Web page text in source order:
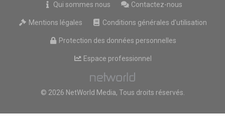
Qui sommes nous Contactez-nous
Mentions légales Conditions générales d'utilisation
Protection des données personnelles
Espace professionnel
© 2026 NetWorld Media, Tous droits réservés.